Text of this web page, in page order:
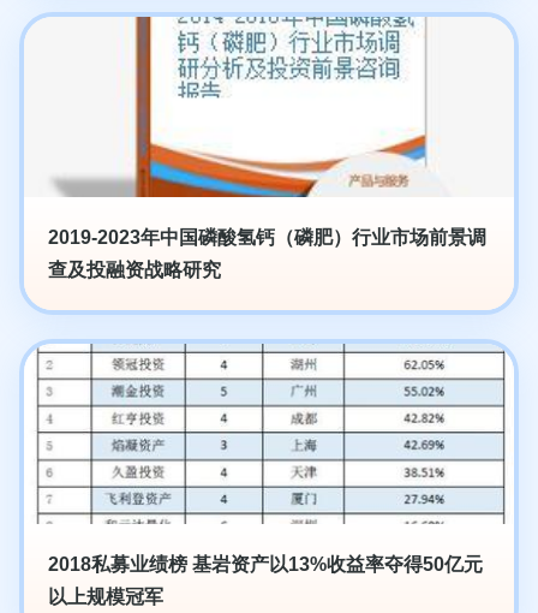
2019-2023年中国磷酸氢钙（磷肥）行业市场前景调
查及投融资战略研究
2018私募业绩榜 基岩资产以13%收益率夺得50亿元
以上规模冠军